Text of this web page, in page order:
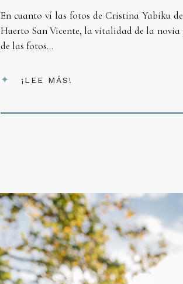
En cuanto ví las fotos de Cristina Yabiku
Huerto San Vicente, la vitalidad de la
de las fotos...
¡LEE MÁS!